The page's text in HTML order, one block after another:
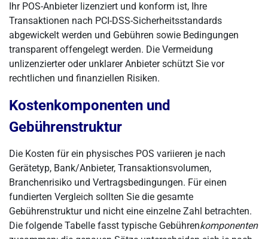
Ihr POS-Anbieter lizenziert und konform ist, Ihre
Transaktionen nach PCI-DSS-Sicherheitsstandards
abgewickelt werden und Gebühren sowie Bedingungen
transparent offengelegt werden. Die Vermeidung
unlizenzierter oder unklarer Anbieter schützt Sie vor
rechtlichen und finanziellen Risiken.
Kostenkomponenten und
Gebührenstruktur
Die Kosten für ein physisches POS variieren je nach
Gerätetyp, Bank/Anbieter, Transaktionsvolumen,
Branchenrisiko und Vertragsbedingungen. Für einen
fundierten Vergleich sollten Sie die gesamte
Gebührenstruktur und nicht eine einzelne Zahl betrachten.
Die folgende Tabelle fasst typische Gebührenkomponenten